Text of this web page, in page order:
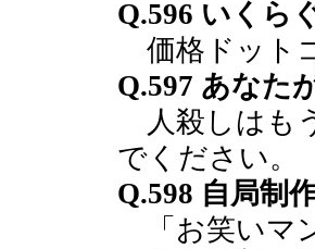
Q.596 いくら
価格ドット
Q.597 あなた
人殺しはも
でください。
Q.598 自局制
「お笑いマ